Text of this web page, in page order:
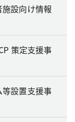
設向け情報
策定支援事
設置支援事